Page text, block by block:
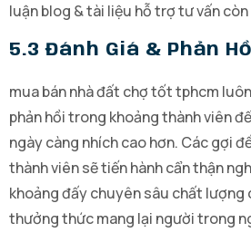
luận blog & tài liệu hỗ trợ tư vấn còn
5.3 Đánh Giá & Phản
mua bán nhà đất chợ tốt tphcm
phản hồi trong khoảng thành viên
ngày càng nhích cao hơn. Các gợi
thành viên sẽ tiến hành cẩn thận
khoảng đấy chuyên sâu chất lượng
thưởng thức mang lại người trong